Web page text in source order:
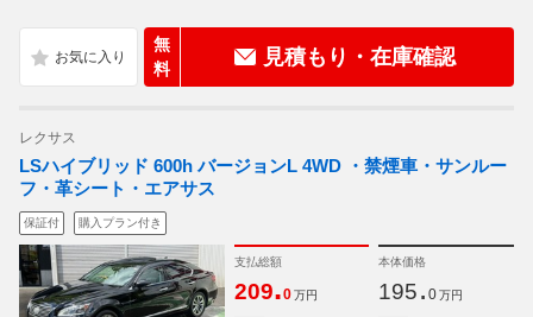
無
料
見積もり・在庫確認
レクサス
LSハイブリッド 600h バージョンL 4WD ・禁煙車・サンルー
フ・革シート・エアサス
保証付 購入プラン付き
支払総額
209.0 万円
本体価格
195. 0 万円